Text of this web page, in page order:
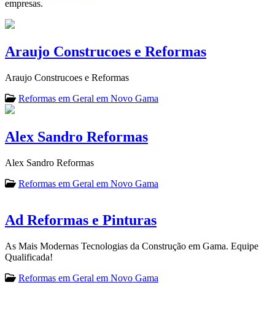
empresas.
Araujo Construcoes e Reformas
Araujo Construcoes e Reformas
Reformas em Geral em Novo Gama
Alex Sandro Reformas
Alex Sandro Reformas
Reformas em Geral em Novo Gama
Ad Reformas e Pinturas
As Mais Modernas Tecnologias da Construção em Gama. Equipe
Qualificada!
Reformas em Geral em Novo Gama